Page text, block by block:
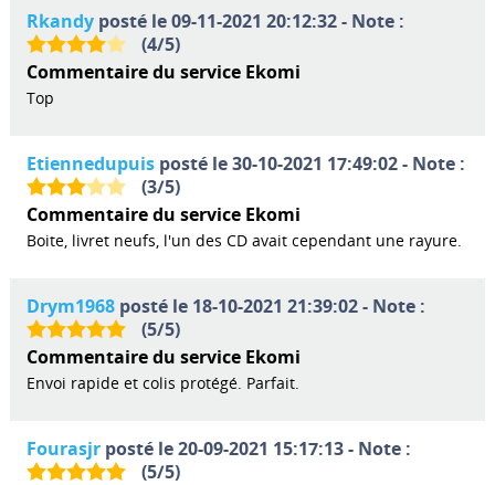
Rkandyposté le 09-11-2021 20:12:32 - Note :
(4/5)
Commentaire du service Ekomi
Top
Etiennedupuisposté le 30-10-2021 17:49:02 - Note :
(3/5)
Commentaire du service Ekomi
Boite, livret neufs, l'un des CD avait cependant une rayure.
Drym1968posté le 18-10-2021 21:39:02 - Note :
(5/5)
Commentaire du service Ekomi
Envoi rapide et colis protégé. Parfait.
Fourasjrposté le 20-09-2021 15:17:13 - Note :
(5/5)